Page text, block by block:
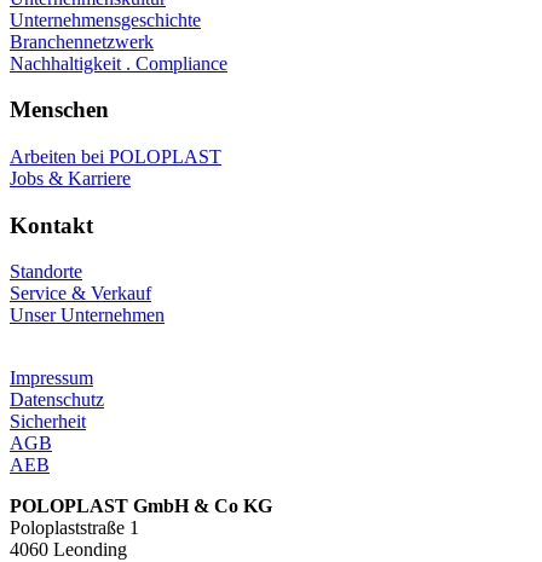
Unternehmensgeschichte
Branchennetzwerk
Nachhaltigkeit . Compliance
Menschen
Arbeiten bei POLOPLAST
Jobs & Karriere
Kontakt
Standorte
Service & Verkauf
Unser Unternehmen
Impressum
Datenschutz
Sicherheit
AGB
AEB
POLOPLAST GmbH & Co KG
Poloplaststraße 1
4060 Leonding